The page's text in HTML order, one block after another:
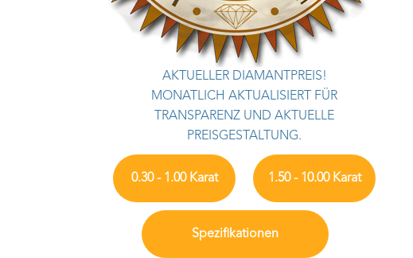
0.30 - 1.00 Karat 1.50 - 10.00 Karat
Spezifikationen
AKTUELLER DIAMANTPREIS!
MONATLICH AKTUALISIERT FÜR
TRANSPARENZ UND AKTUELLE
PREISGESTALTUNG.